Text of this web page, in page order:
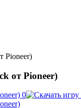
Pioneer)
от Pioneer)